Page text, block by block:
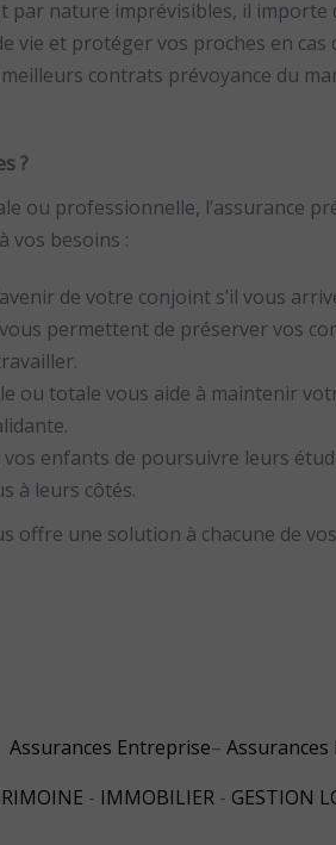
par nature imprévisibles, il importe
vie et protéger vos proches en cas
contrats prévoyance du
?
ou professionnelle, l’assurance
vos besoins :
de votre conjoint s’il vous
permettent de préserver vos
ou totale vous aide à maintenir
enfants de poursuivre leurs
à leurs côtés.
offre une solution à chacune de
Assurances Entreprise
- IMMOBILIER- GESTION